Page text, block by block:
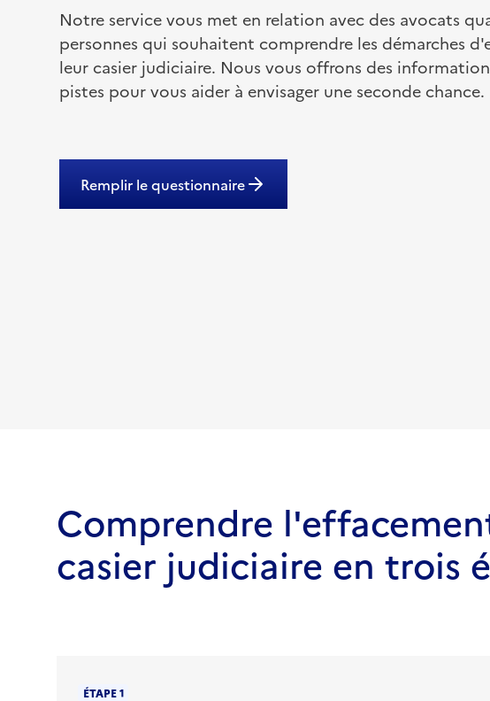
Notre service vous met en relation avec des avocats
personnes qui souhaitent comprendre les démarches
leur casier judiciaire. Nous vous offrons des
pistes pour vous aider à envisager une seconde chance.
Remplir le questionnaire
Comprendre
casier judiciaire en trois
ÉTAPE 1